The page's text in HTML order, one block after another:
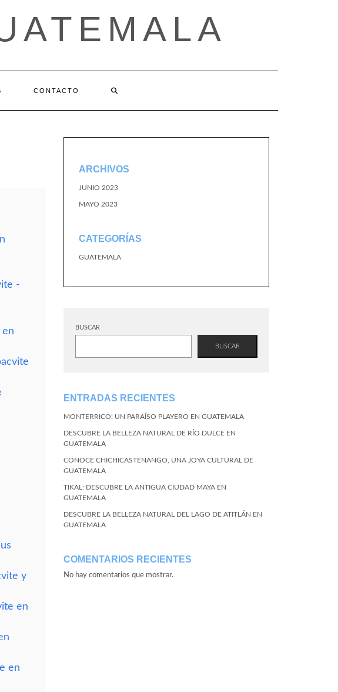
CONTACTO
-
en
y
en
en
ARCHIVOS
JUNIO 2023
MAYO 2023
CATEGORÍAS
GUATEMALA
BUSCAR
BUSCAR
ENTRADAS RECIENTES
MONTERRICO: UN PARAÍSO PLAYERO EN GUATEMALA
DESCUBRE LA BELLEZA NATURAL DE RÍO DULCE EN
GUATEMALA
CONOCE CHICHICASTENANGO, UNA JOYA CULTURAL DE
GUATEMALA
TIKAL: DESCUBRE LA ANTIGUA CIUDAD MAYA EN
GUATEMALA
DESCUBRE LA BELLEZA NATURAL DEL LAGO DE ATITLÁN EN
GUATEMALA
COMENTARIOS RECIENTES
No hay comentarios que mostrar.